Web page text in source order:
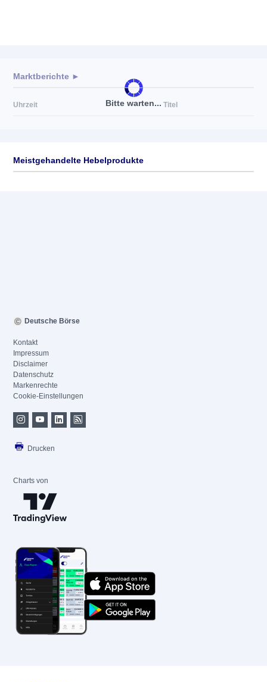
Bitte warten...
Marktberichte ►
Uhrzeit Titel
Meistgehandelte Hebelprodukte
Deutsche Börse
Kontakt
Impressum
Disclaimer
Datenschutz
Markenrechte
Cookie-Einstellungen
Drucken
Charts von